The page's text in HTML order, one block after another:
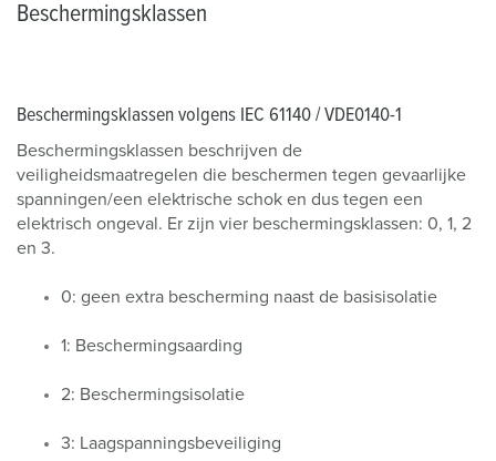
Beschermingsklassen
Beschermingsklassen volgens IEC 61140 / VDE0140-1
Beschermingsklassen beschrijven de
veiligheidsmaatregelen die beschermen tegen gevaarlijke
spanningen/een elektrische schok en dus tegen een
elektrisch ongeval. Er zijn vier beschermingsklassen: 0, 1, 2
en 3.
0: geen extra bescherming naast de basisisolatie
1: Beschermingsaarding
2: Beschermingsisolatie
3: Laagspanningsbeveiliging